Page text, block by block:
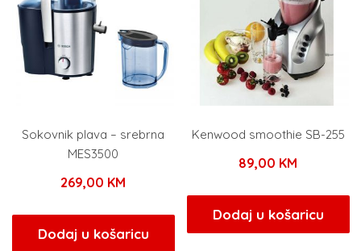
Sokovnik plava – srebrna
MES3500
269,00 KM
Dodaj u košaricu
Kenwood smoothie SB-255
89,00 KM
Dodaj u košaricu